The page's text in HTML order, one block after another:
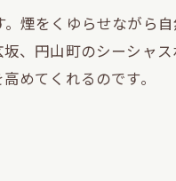
実感
は
煙をくゆらせながら
、円山町のシーシャ
めてくれるのです。